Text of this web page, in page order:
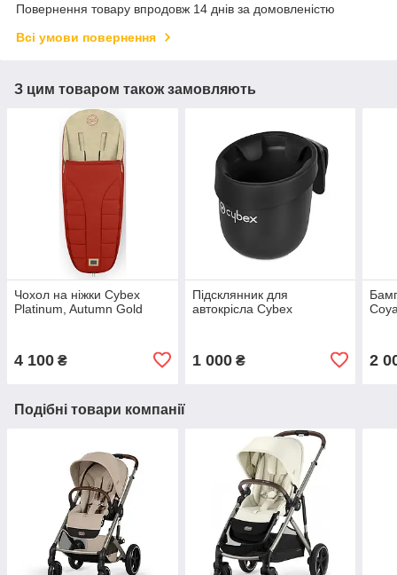
Повернення товару впродовж 14 днів за домовленістю
Всі умови повернення
З цим товаром також замовляють
Чохол на ніжки Cybex
Platinum, Autumn Gold
4 100 ₴
Підсклянник для
автокрісла Cybex
1 000₴ 2
Подібні товари компанії